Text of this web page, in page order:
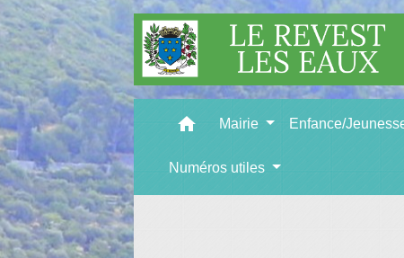
home Mairie Enfance/
Numéros utiles